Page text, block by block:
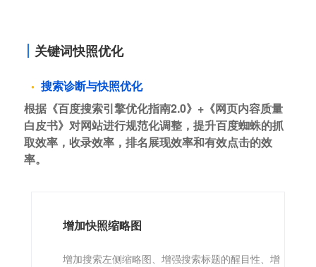
关键词快照优化
搜索诊断与快照优化
根据《百度搜索引擎优化指南2.0》+《网页内容质量
白皮书》对网站进行规范化调整，提升百度蜘蛛的抓
取效率，收录效率，排名展现效率和有效点击的效
率。
增加快照缩略图
增加搜索左侧缩略图、增强搜索标题的醒目性、增